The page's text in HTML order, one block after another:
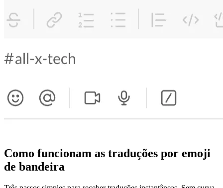
Como funcionam as traduções por emoji
de bandeira